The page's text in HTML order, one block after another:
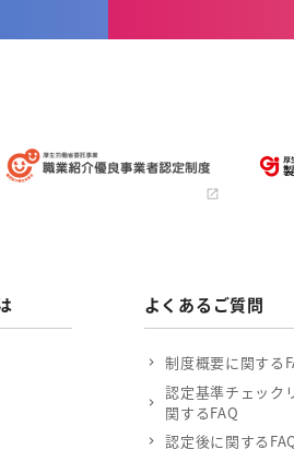
よくあるご質問
制度概要に関する
認定基準チェック
関するFAQ
認定後に関する